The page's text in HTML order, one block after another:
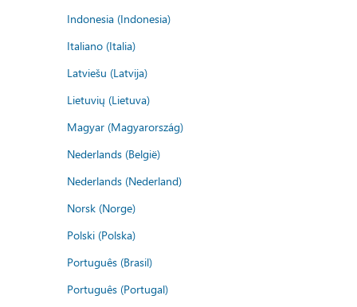
Indonesia (Indonesia)
Italiano (Italia)
Latviešu (Latvija)
Lietuvių (Lietuva)
Magyar (Magyarország)
Nederlands (België)
Nederlands (Nederland)
Norsk (Norge)
Polski (Polska)
Português (Brasil)
Português (Portugal)